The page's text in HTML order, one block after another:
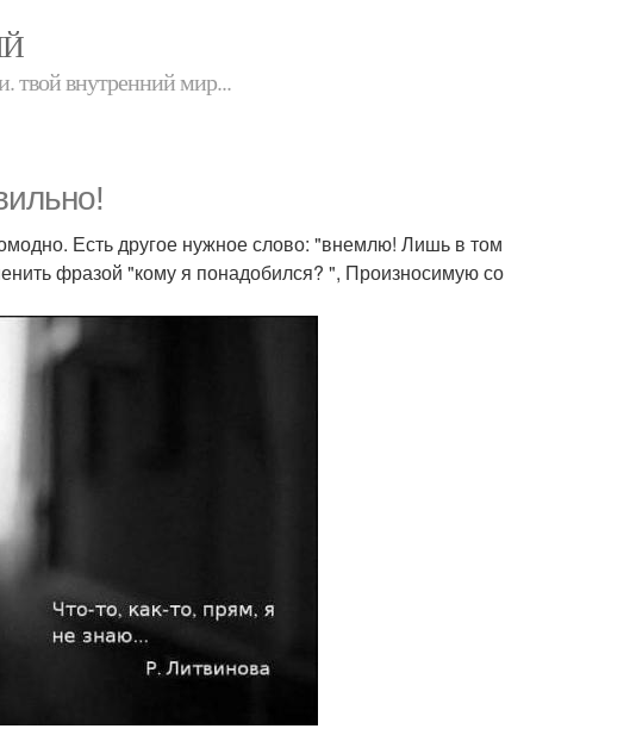
твой внутренний мир...
Есть другое нужное слово: "внемлю! Лишь в том
фразой "кому я понадобился? ", Произносимую со